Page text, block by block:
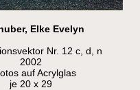
Elke Evelyn
Nr. 12 c, d, n
2002
auf Acrylglas
je 20 x 29